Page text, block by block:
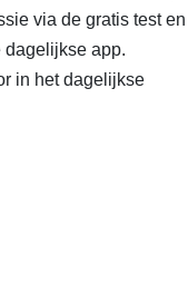
via de gratis test en
dagelijkse app.
in het dagelijkse